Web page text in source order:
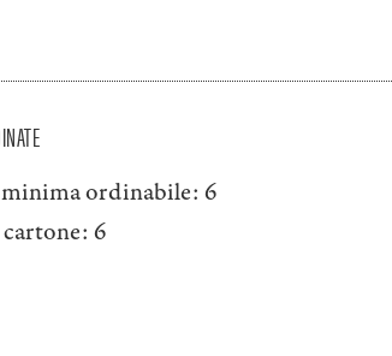
ordinabile: 6
6